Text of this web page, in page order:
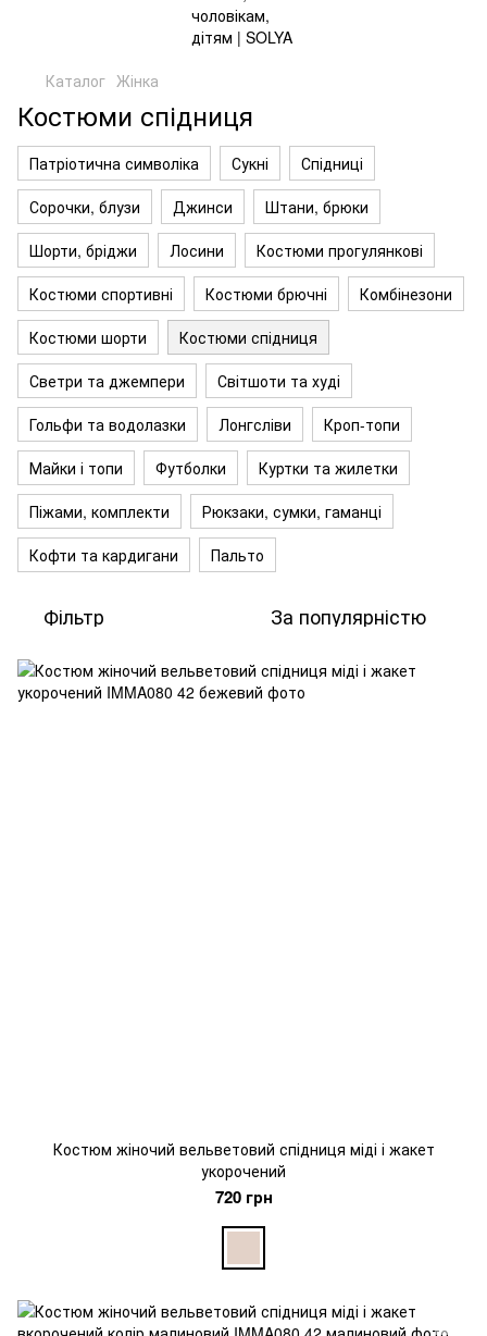
Каталог Жінка
Костюми спідниця
Патріотична символіка Сукні
Спідниці
Сорочки, блузи
Джинси
Штани, брюки
Шорти, бріджи
Лосини
Костюми прогулянкові
Костюми спортивні
Костюми брючні
Комбінезони
Костюми шорти
Костюми спідниця
Светри та джемпери
Світшоти та худі
Гольфи та водолазки
Лонгсліви
Кроп-топи
Майки і топи
Футболки
Куртки та жилетки
Піжами, комплекти
Рюкзаки, сумки, гаманці
Кофти та кардигани
Пальто
Фільтр За популярністю
Костюм жіночий вельветовий спідниця міді і жакет
укорочений
720 грн